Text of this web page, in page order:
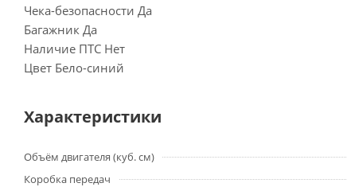
Чека-безопасности Да
Багажник Да
Наличие ПТС Нет
Цвет Бело-синий
Характеристики
Объём двигателя (куб. см)
Коробка передач